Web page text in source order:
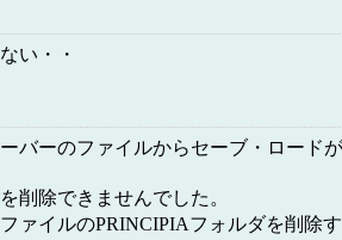
い・・
バーのファイルからセーブ・ロード
削除できませんでした。
ルのPRINCIPIAフォルダを削除す